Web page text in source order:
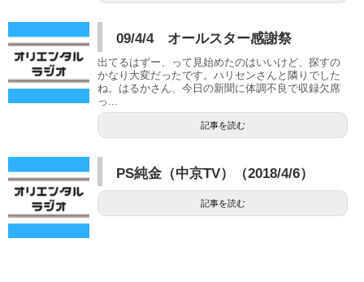
09/4/4 オールスター感謝祭
出てるはずー、って見始めたのはいいけど、探すの
かなり大変だったです。ハリセンさんと隣りでした
ね。はるかさん、今日の新聞に体調不良で収録欠席
っ...
記事を読む
PS純金（中京TV）（2018/4/6）
記事を読む